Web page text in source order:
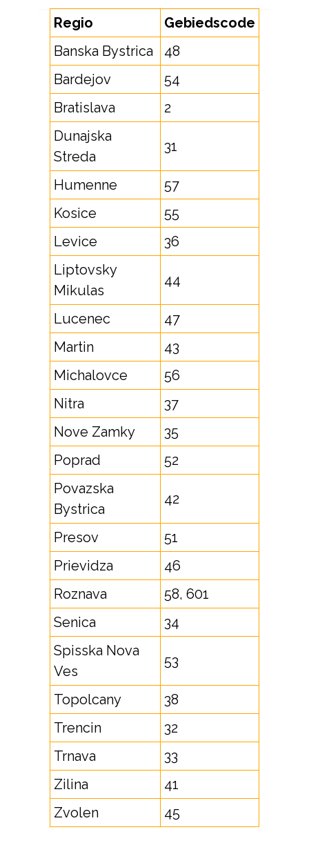
Regio
Gebiedscode
Banska Bystrica
48
Bardejov
54
Bratislava
2
Dunajska
Streda
31
Humenne
57
Kosice
55
Levice
36
Liptovsky
Mikulas
44
Lucenec
47
Martin
43
Michalovce
56
Nitra
37
Nove Zamky
35
Poprad
52
Povazska
Bystrica
42
Presov
51
Prievidza
46
Roznava
58, 601
Senica
34
Spisska Nova
Ves
53
Topolcany
38
Trencin
32
Trnava
33
Zilina
41
Zvolen
45